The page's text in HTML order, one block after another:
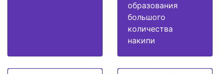
образования
большого
количества
накипи